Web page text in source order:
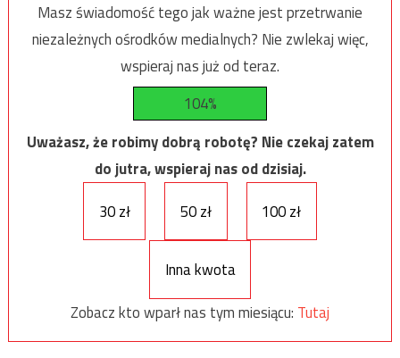
Masz świadomość tego jak ważne jest przetrwanie
niezależnych ośrodków medialnych? Nie zwlekaj więc,
wspieraj nas już od teraz.
104%
Uważasz, że robimy dobrą robotę? Nie czekaj zatem
do jutra, wspieraj nas od dzisiaj.
30 zł
50 zł 100 zł
Inna kwota
Zobacz kto wparł nas tym miesiącu: Tutaj